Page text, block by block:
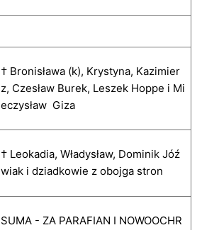
† Bronisława (k), Krystyna, Kazimier
z, Czesław Burek, Leszek Hoppe i Mi
eczysław Giza
† Leokadia, Władysław, Dominik Jóź
wiak i dziadkowie z obojga stron
SUMA - ZA PARAFIAN I NOWOOCHR